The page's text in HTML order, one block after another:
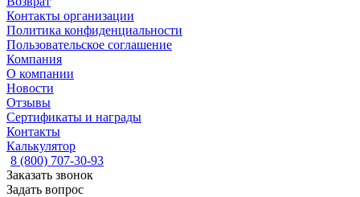
Контакты организации
Политика конфиденциальности
Пользовательское соглашение
Компания
О компании
Новости
Отзывы
Сертификаты и награды
Контакты
Калькулятор
8 (800) 707-30-93
Заказать звонок
Задать вопрос